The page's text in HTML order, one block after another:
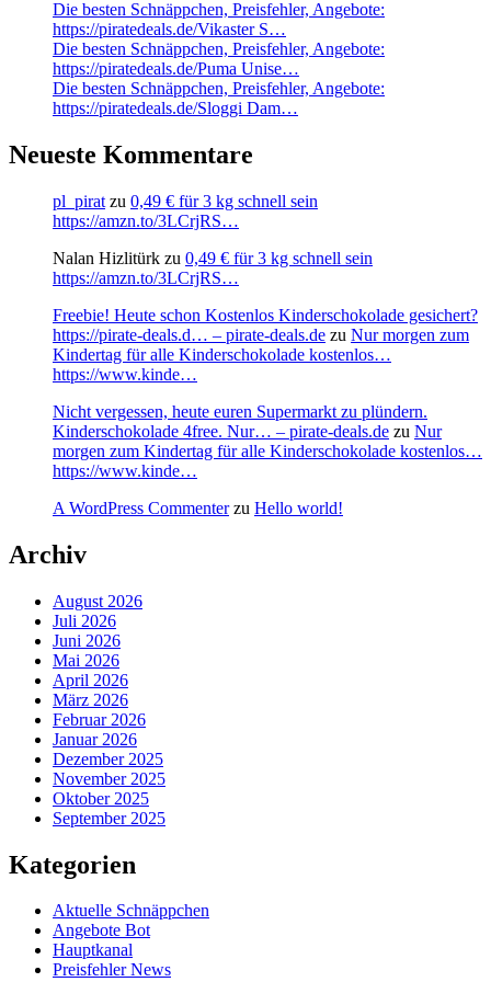
Die besten Schnäppchen, Preisfehler, Angebote:
https://piratedeals.de/Vikaster S…
Die besten Schnäppchen, Preisfehler, Angebote:
https://piratedeals.de/Puma Unise…
Die besten Schnäppchen, Preisfehler, Angebote:
https://piratedeals.de/Sloggi Dam…
Neueste Kommentare
pl_pirat zu 0,49 € für 3 kg schnell sein
https://amzn.to/3LCrjRS…
Nalan Hizlitürk zu 0,49 € für 3 kg schnell sein
https://amzn.to/3LCrjRS…
Freebie! Heute schon Kostenlos Kinderschokolade gesichert?
https://pirate-deals.d… – pirate-deals.de zu Nur morgen zum
Kindertag für alle Kinderschokolade kostenlos…
https://www.kinde…
Nicht vergessen, heute euren Supermarkt zu plündern.
Kinderschokolade 4free. Nur… – pirate-deals.de zu Nur
morgen zum Kindertag für alle Kinderschokolade kostenlos…
https://www.kinde…
A WordPress Commenterzu Hello world!
Archiv
August 2026
Juli 2026
Juni 2026
Mai 2026
April 2026
März 2026
Februar 2026
Januar 2026
Dezember 2025
November 2025
Oktober 2025
September 2025
Kategorien
Aktuelle Schnäppchen
Angebote Bot
Hauptkanal
Preisfehler News